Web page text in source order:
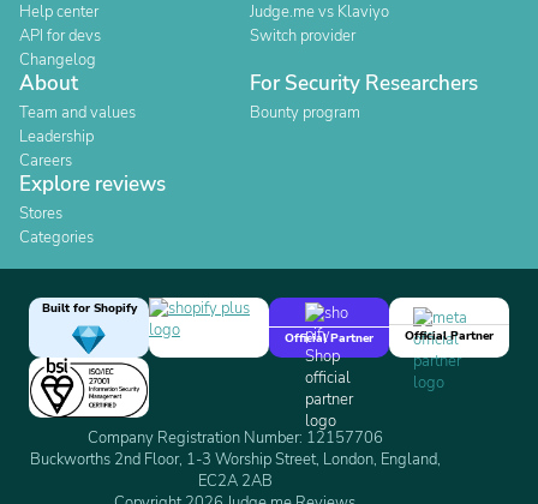
Help center
API for devs
Changelog
Judge.me vs Klaviyo
Switch provider
About
Team and values
Leadership
Careers
For Security Researchers
Bounty program
Explore reviews
Stores
Categories
Built for Shopify
Official Partner
Official Partner
Company Registration Number: 12157706
Buckworths 2nd Floor, 1-3 Worship Street, London, England,
EC2A 2AB